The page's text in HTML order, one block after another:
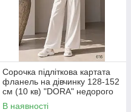
Сорочка підліткова картата
фланель на дівчинку 128-152
см (10 кв) "DORA" недорого
від прямого постачальника
В наявності